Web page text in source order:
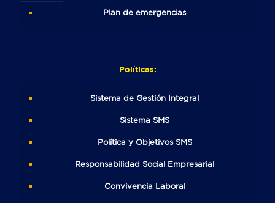
Plan de emergencias
Políticas:
Sistema de Gestión Integral
Sistema SMS
Política y Objetivos SMS
Responsabilidad Social Empresarial
Convivencia Laboral